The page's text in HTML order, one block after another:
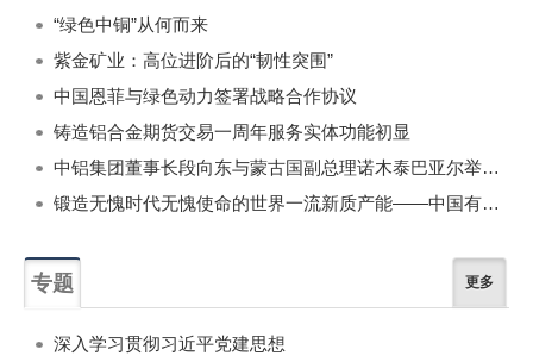
“绿色中铜”从何而来
紫金矿业：高位进阶后的“韧性突围”
中国恩菲与绿色动力签署战略合作协议
铸造铝合金期货交易一周年服务实体功能初显
中铝集团董事长段向东与蒙古国副总理诺木泰巴亚尔举行会谈
锻造无愧时代无愧使命的世界一流新质产能——中国有色金属工业的战略应对与破局之道（二）
专题 更多
深入学习贯彻习近平党建思想